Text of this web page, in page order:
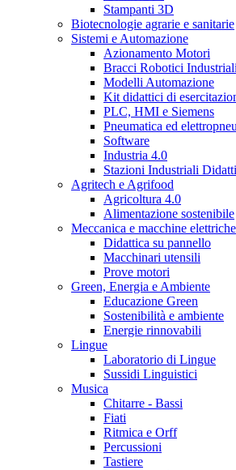
Stampanti 3D
Biotecnologie agrarie e sanitarie
Sistemi e Automazione
Azionamento Motori
Bracci Robotici Industriali
Modelli Automazione
Kit didattici di
PLC, HMI e Siemens
Pneumatica ed
Software
Industria 4.0
Stazioni Industriali
Agritech e Agrifood
Agricoltura 4.0
Alimentazione sostenibile
Meccanica e macchine elettriche
Didattica su pannello
Macchinari utensili
Prove motori
Green, Energia e Ambiente
Educazione Green
Sostenibilità e ambiente
Energie rinnovabili
Lingue
Laboratorio di Lingue
Sussidi Linguistici
Musica
Chitarre - Bassi
Fiati
Ritmica e Orff
Percussioni
Tastiere